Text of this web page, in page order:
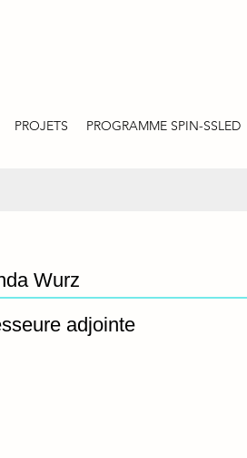
PROJETS PROGRAMME SPIN-SSLED
Wurz
adjointe